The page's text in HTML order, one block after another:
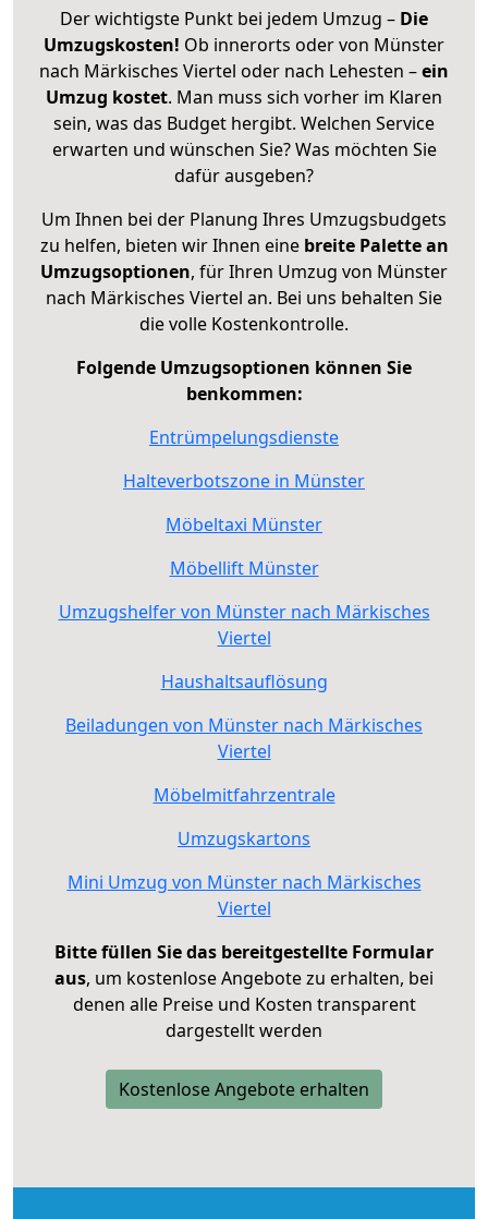
Der wichtigste Punkt bei jedem Umzug – Die
Umzugskosten! Ob innerorts oder von Münster
nach Märkisches Viertel oder nach Lehesten –ein
Umzug kostet. Man muss sich vorher im Klaren
sein, was das Budget hergibt. Welchen Service
erwarten und wünschen Sie? Was möchten Sie
dafür ausgeben?
Um Ihnen bei der Planung Ihres Umzugsbudgets
zu helfen, bieten wir Ihnen eine breite Palette an
Umzugsoptionen, für Ihren Umzug von Münster
nach Märkisches Viertel an. Bei uns behalten Sie
die volle Kostenkontrolle.
Folgende Umzugsoptionen können Sie
benkommen:
Entrümpelungsdienste
Halteverbotszone in Münster
Möbeltaxi Münster
Möbellift Münster
Umzugshelfer von Münster nach Märkisches
Viertel
Haushaltsauflösung
Beiladungen von Münster nach Märkisches
Viertel
Möbelmitfahrzentrale
Umzugskartons
Mini Umzug von Münster nach Märkisches
Viertel
Bitte füllen Sie das bereitgestellte Formular
aus, um kostenlose Angebote zu erhalten, bei
denen alle Preise und Kosten transparent
dargestellt werden
Kostenlose Angebote erhalten